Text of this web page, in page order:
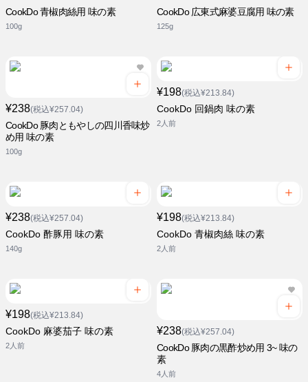
CookDo 青椒肉絲用 味の素
100g
CookDo 広東式麻婆豆腐用 味の素
125g
¥238(税込¥257.04)
CookDo 豚肉ともやしの四川香味炒
め用 味の素
100g
¥198(税込¥213.84)
CookDo 回鍋肉 味の素
2人前
¥238(税込¥257.04)
CookDo 酢豚用 味の素
140g
¥198(税込¥213.84)
CookDo 青椒肉絲 味の素
2人前
¥198(税込¥213.84)
CookDo 麻婆茄子 味の素
2人前
¥238(税込¥257.04)
CookDo 豚肉の黒酢炒め用 3~ 味の
素
4人前